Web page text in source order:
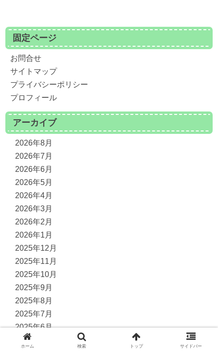
固定ページ
お問合せ
サイトマップ
プライバシーポリシー
プロフィール
アーカイブ
2026年8月
2026年7月
2026年6月
2026年5月
2026年4月
2026年3月
2026年2月
2026年1月
2025年12月
2025年11月
2025年10月
2025年9月
2025年8月
2025年7月
2025年6月
2025年5月
ホーム 検索 トップ サイドバー